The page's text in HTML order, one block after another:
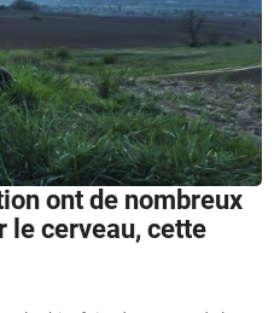
ont de nombreux
le cerveau, cette